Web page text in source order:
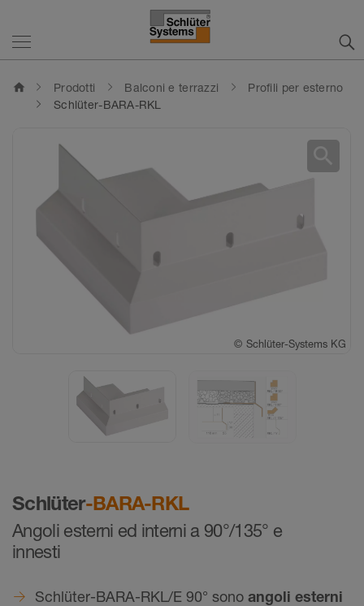
home Prodotti Balconi e terrazzi
Profili per esterno
Schlüter-BARA-RKL
Schlüter-BARA-RKL
Angoli esterni ed interni a 90°/135° e
innesti
Schlüter-BARA-RKL/E 90° sono angoli esterni
© Schlüter-Systems KG
© Schlüter-Systems KG